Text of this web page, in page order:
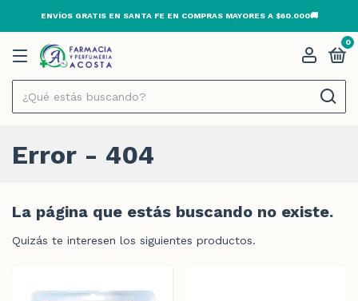
ENVÍOS GRATIS EN SANTA FE EN COMPRAS MAYORES A $60.000🚚
0
Error - 404
La página que estás buscando no existe.
Quizás te interesen los siguientes productos.